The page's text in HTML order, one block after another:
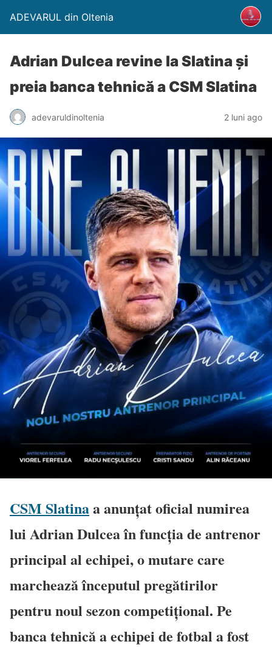
ADEVARUL din Oltenia
Adrian Dulcea revine la Slatina și
preia banca tehnică a CSM Slatina
adevaruldinoltenia 2 luni ago
CSM Slatinaa anunțat oficial numirea
lui Adrian Dulcea în funcția de antrenor
principal al echipei, o mutare care
marchează începutul pregătirilor
pentru noul sezon competițional. Pe
banca tehnică a echipei de fotbal a fost